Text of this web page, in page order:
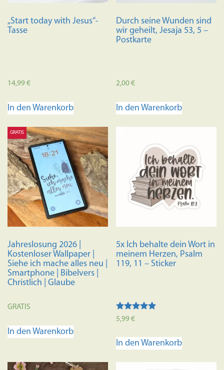
gewählt
werden
„Start today with Jesus“-
Tasse
14,99€
In den Warenkorb
Durch seine Wunden sind
wir geheilt, Jesaja 53, 5 –
Postkarte
2,00€
In den Warenkorb
GRATIS
Jahreslosung 2026 |
Kostenloser Wallpaper |
Siehe ich mache alles neu |
Smartphone | Bibelvers |
Christlich | Glaube
GRATIS
In den Warenkorb
5x Ich behalte dein Wort in
meinem Herzen, Psalm
119, 11 – Sticker
Bewertet mit
5.00
5,99€
In den Warenkorb